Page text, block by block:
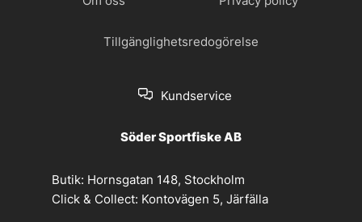
Tillgänglighetsredogörelse
Kundservice
Söder Sportfiske AB
Butik: Hornsgatan 148, Stockholm
Click & Collect: Kontovägen 5, Järfälla